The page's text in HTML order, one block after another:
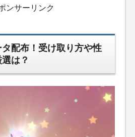
ンサーリンク
配布！受け取り方や性
は？